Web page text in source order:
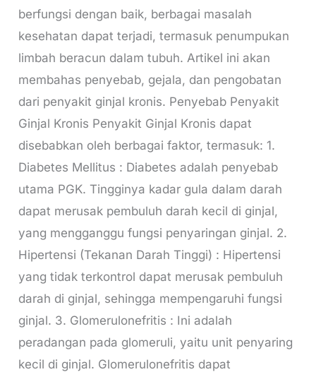
berfungsi dengan baik, berbagai masalah
kesehatan dapat terjadi, termasuk penumpukan
limbah beracun dalam tubuh. Artikel ini akan
membahas penyebab, gejala, dan pengobatan
dari penyakit ginjal kronis. Penyebab Penyakit
Ginjal Kronis Penyakit Ginjal Kronis dapat
disebabkan oleh berbagai faktor, termasuk: 1.
Diabetes Mellitus : Diabetes adalah penyebab
utama PGK. Tingginya kadar gula dalam darah
dapat merusak pembuluh darah kecil di ginjal,
yang mengganggu fungsi penyaringan ginjal. 2.
Hipertensi (Tekanan Darah Tinggi) : Hipertensi
yang tidak terkontrol dapat merusak pembuluh
darah di ginjal, sehingga mempengaruhi fungsi
ginjal. 3. Glomerulonefritis : Ini adalah
peradangan pada glomeruli, yaitu unit penyaring
kecil di ginjal. Glomerulonefritis dapat